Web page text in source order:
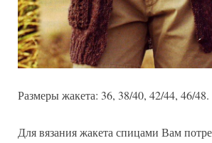
Размеры жакета: 36, 38/40, 42/44, 46/48.
Для вязания жакета спицами Вам